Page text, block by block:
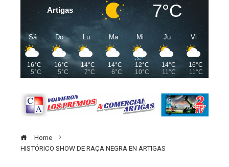
Artigas 7°C
Sá
16°C
5°C
Do
16°C
5°C
Lu
14°C
7°C
Ma
14°C
6°C
Mi
12°C
10°C
Ju
14°C
11°C
Vi
16°C
11°C
Home
HISTÓRICO SHOW DE RAÇA NEGRA EN ARTIGAS